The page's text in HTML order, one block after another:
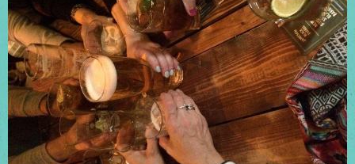
Contact
Annuaire